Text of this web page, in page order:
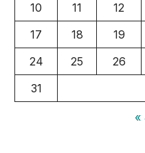
10
11 12
17
18 19
24
25 26
31
«